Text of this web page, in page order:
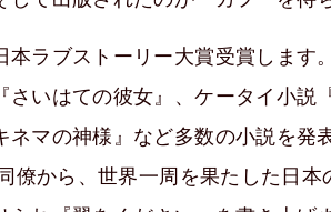
本ラブストーリー大賞受賞します
さいはての彼女』、ケータイ小説
ネマの神様』など多数の小説を発表
僚から、世界一周を果たした日